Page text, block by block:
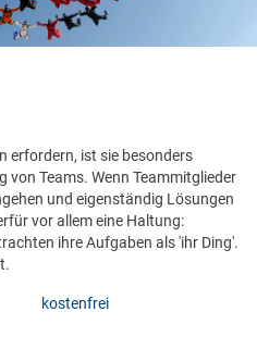
erfordern, ist sie besonders
Teams. Wenn Teammitglieder
und eigenständig Lösungen
vor allem eine Haltung:
ihre Aufgaben als 'ihr Ding'.
kostenfrei